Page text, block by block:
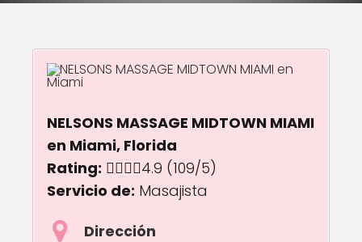
NELSONS MASSAGE MIDTOWN MIAMI
en Miami, Florida
Rating:
4.9 out of 5.0 stars
4.9 (109/5)
Servicio de: Masajista
Dirección